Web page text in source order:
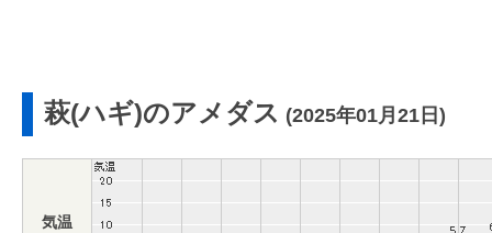
萩(ハギ)のアメダス (2025年01月21日)
気温